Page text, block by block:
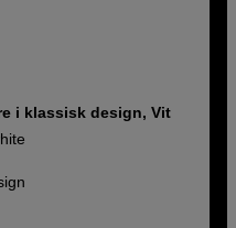
i klassisk design, Vit